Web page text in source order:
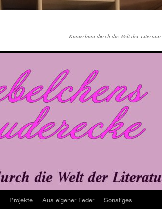
Kunterbunt durch die Welt der Literatur
Projekte Aus eigener Feder Sonstiges